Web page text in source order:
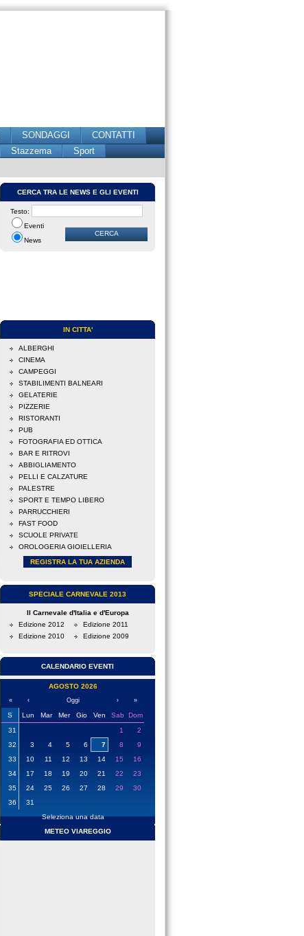
SONDAGGI
CONTATTI
Stazzema Sport
CERCA TRA LE NEWS E GLI EVENTI
Testo:
Eventi
News
IN CITTA'
ALBERGHI
CINEMA
CAMPEGGI
STABILIMENTI BALNEARI
GELATERIE
PIZZERIE
RISTORANTI
PUB
FOTOGRAFIA ED OTTICA
BAR E RITROVI
ABBIGLIAMENTO
PELLI E CALZATURE
PALESTRE
SPORT E TEMPO LIBERO
PARRUCCHIERI
FAST FOOD
SCUOLE PRIVATE
OROLOGERIA GIOIELLERIA
REGISTRA LA TUA AZIENDA
SPECIALE CARNEVALE 2013
Il Carnevale d'Italia e d'Europa
Edizione 2012
Edizione 2011
Edizione 2010
Edizione 2009
CALENDARIO EVENTI
AGOSTO 2026
« ‹ Oggi › »
S Lun Mar Mer Gio Ven Sab Dom
31
1
2
32
3 4 5 6 7 8
9
33
10 11 12 13 14 15
16
34
17 18 19 20 21 22
23
35
24 25 26 27 28 29
30
36
31
Seleziona una data
METEO VIAREGGIO